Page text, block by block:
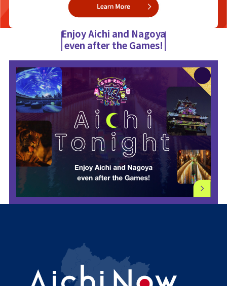
Enjoy Aichi and Nagoya
even after the Games!